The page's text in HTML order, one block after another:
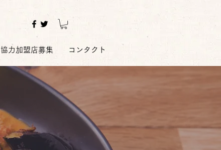
協力加盟店募集 コンタクト